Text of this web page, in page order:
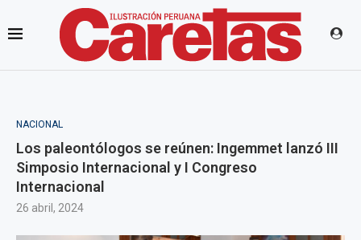
NACIONAL
Los paleontólogos se reúnen: Ingemmet lanzó III
Simposio Internacional y I Congreso
Internacional
26 abril, 2024